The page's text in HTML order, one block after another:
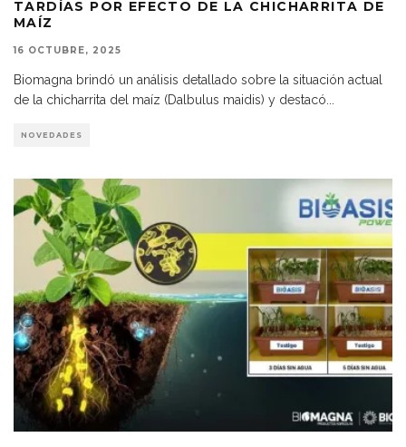
TARDÍAS POR EFECTO DE LA CHICHARRITA DE
MAÍZ
16 OCTUBRE, 2025
Biomagna brindó un análisis detallado sobre la situación actual
de la chicharrita del maíz (Dalbulus maidis) y destacó...
NOVEDADES